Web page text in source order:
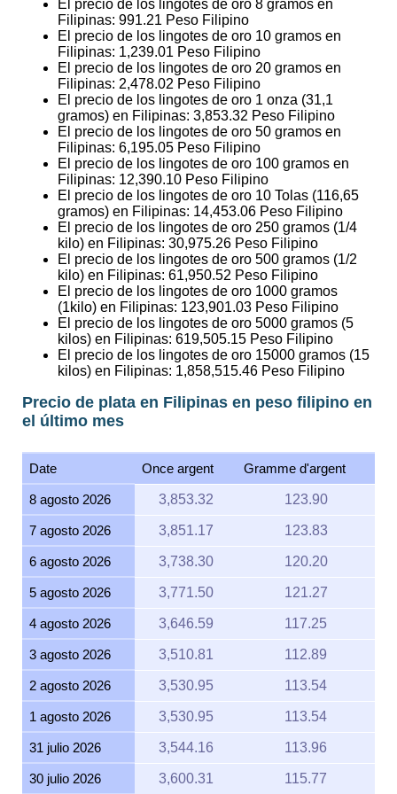
El precio de los lingotes de oro 8 gramos en
Filipinas: 991.21 Peso Filipino
El precio de los lingotes de oro 10 gramos en
Filipinas: 1,239.01 Peso Filipino
El precio de los lingotes de oro 20 gramos en
Filipinas: 2,478.02 Peso Filipino
El precio de los lingotes de oro 1 onza (31,1
gramos) en Filipinas: 3,853.32 Peso Filipino
El precio de los lingotes de oro 50 gramos en
Filipinas: 6,195.05 Peso Filipino
El precio de los lingotes de oro 100 gramos en
Filipinas: 12,390.10 Peso Filipino
El precio de los lingotes de oro 10 Tolas (116,65
gramos) en Filipinas: 14,453.06 Peso Filipino
El precio de los lingotes de oro 250 gramos (1/4
kilo) en Filipinas: 30,975.26 Peso Filipino
El precio de los lingotes de oro 500 gramos (1/2
kilo) en Filipinas: 61,950.52 Peso Filipino
El precio de los lingotes de oro 1000 gramos
(1kilo) en Filipinas: 123,901.03 Peso Filipino
El precio de los lingotes de oro 5000 gramos (5
kilos) en Filipinas: 619,505.15 Peso Filipino
El precio de los lingotes de oro 15000 gramos (15
kilos) en Filipinas: 1,858,515.46 Peso Filipino
Precio de plata en Filipinas en peso filipino en
el último mes
Date Once argent Gramme d'argent
8 agosto 2026 3,853.32 123.90
7 agosto 2026 3,851.17 123.83
6 agosto 2026 3,738.30 120.20
5 agosto 2026 3,771.50 121.27
4 agosto 2026 3,646.59 117.25
3 agosto 2026 3,510.81 112.89
2 agosto 2026 3,530.95 113.54
1 agosto 2026 3,530.95 113.54
31 julio 2026 3,544.16 113.96
30 julio 2026 3,600.31 115.77